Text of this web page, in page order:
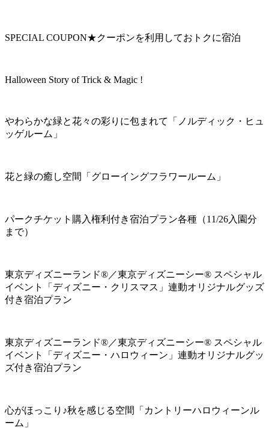
SPECIAL COUPON★クーポンを利用しておトクに宿泊
Halloween Story of Trick & Magic !
やわらかな緑と花々の彩りに包まれて「ノルディック・ヒュ
ッゲルーム」
花と緑の癒し空間「グローイングフラワールーム」
パークチケット購入権利付き宿泊プラン各種（11/26入園分
まで）
東京ディズニーランド®／東京ディズニーシー® スペシャル
イベント「ディズニー・クリスマス」連動オリジナルグッズ
付き宿泊プラン
東京ディズニーランド®／東京ディズニーシー® スペシャル
イベント「ディズニー・ハロウィーン」連動オリジナルグッ
ズ付き宿泊プラン
心がほっこり♪秋を感じる空間「カントリーハロウィーンル
ーム」